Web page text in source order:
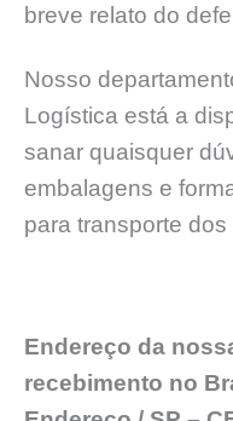
breve relato do
Nosso
Logística está a
sanar quaisquer
embalagens e
para transporte
Endereço da
recebimento no